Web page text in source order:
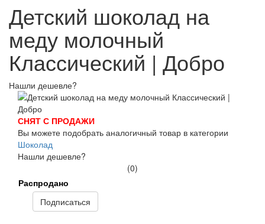
Детский шоколад на
меду молочный
Классический | Добро
Нашли дешевле?
СНЯТ С ПРОДАЖИ
Вы можете подобрать аналогичный товар в категории
Шоколад
Нашли дешевле?
(0)
Распродано
Подписаться